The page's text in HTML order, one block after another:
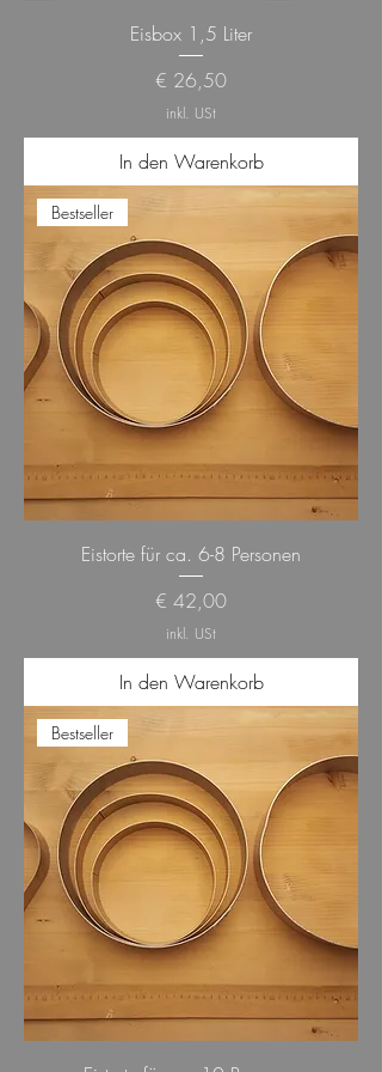
Eisbox 1,5 Liter
Preis
€ 26,50
inkl. USt
In den Warenkorb
Bestseller
Eistorte für ca. 6-8 Personen
Preis
€ 42,00
inkl. USt
In den Warenkorb
Bestseller